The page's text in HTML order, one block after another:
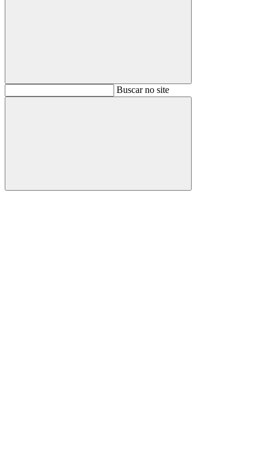
BuscarBuscar no site
Buscar